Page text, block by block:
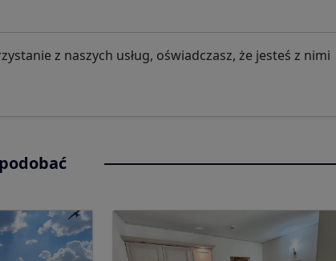
z naszych usług, oświadczasz, że jesteś z nimi